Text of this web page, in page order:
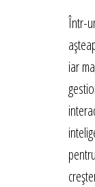
Într-
iar